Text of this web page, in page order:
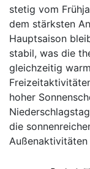
stetig vom
dem stärksten
Hauptsaison
stabil, was die
gleichzeitig
hoher
die